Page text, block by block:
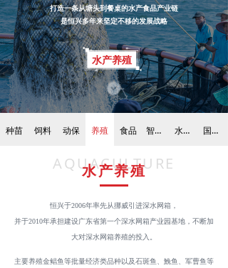
种苗 饲料 动保 养殖 食品 智慧渔业 水产交易平台 国际业务
AQUACULTURE
水产养殖
恒兴于2006年率先从挪威引进深水网箱，
并于2010年承担建设广东省第一个深水网箱产业园基地，不断加
大对深水网箱养殖的投入。
主要养殖金鲳鱼等批量经济类品种以及石斑鱼、鮸鱼、军曹鱼等
打造一条从塘头到餐桌的水产食品产业链
是恒兴多年来坚定不移的发展战略
水产养殖